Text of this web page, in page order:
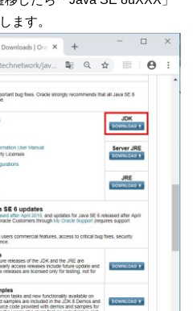
ます。